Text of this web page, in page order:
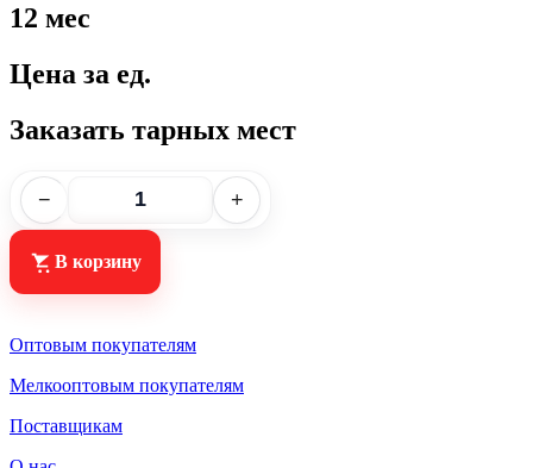
12 мес
Цена за ед.
Заказать тарных мест
− +
В корзину
Оптовым покупателям
Мелкооптовым покупателям
Поставщикам